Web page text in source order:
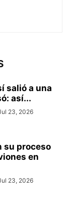
salió a una
así...
23, 2026
su proceso
en
23, 2026